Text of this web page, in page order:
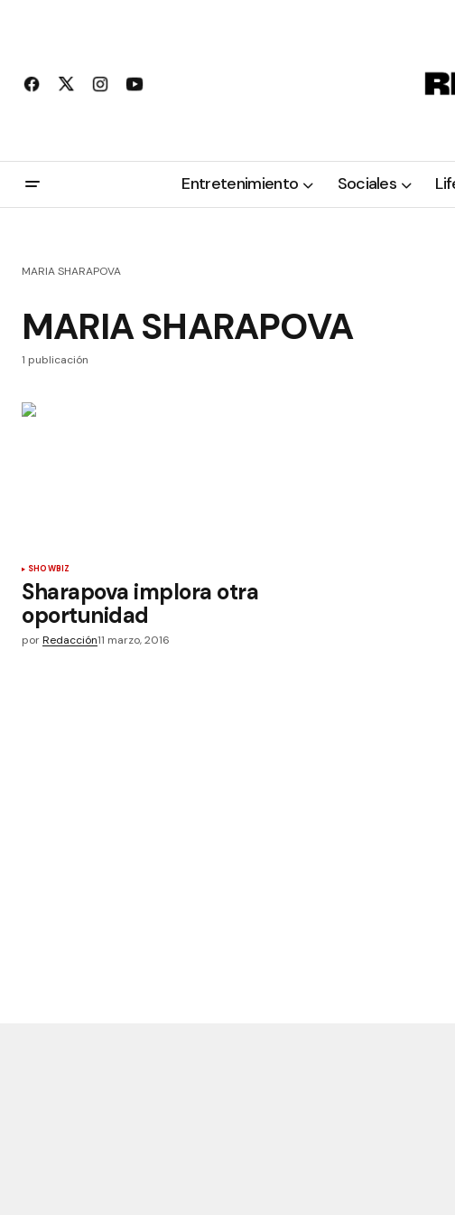
Entretenimiento Sociales
MARIA SHARAPOVA
MARIA SHARAPOVA
1 publicación
SHOWBIZ
Sharapova implora otra
oportunidad
porRedacción11 marzo, 2016